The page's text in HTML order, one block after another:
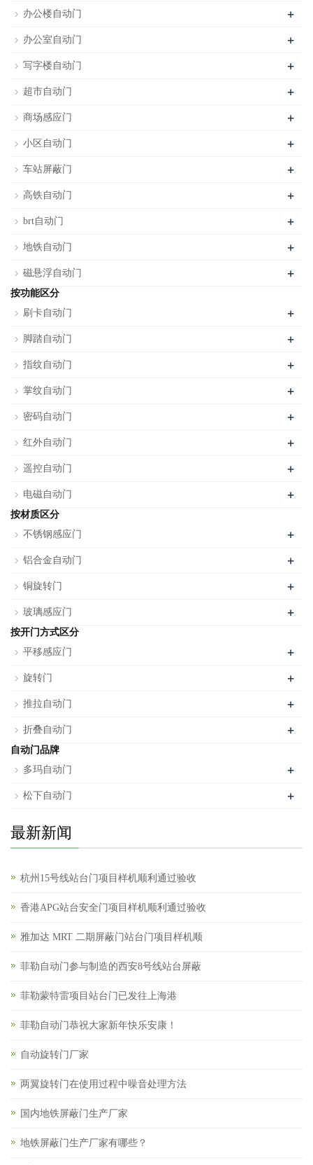
办公楼自动门 +
办公室自动门 +
写字楼自动门 +
超市自动门 +
商场感应门 +
小区自动门 +
车站屏蔽门 +
高铁自动门 +
brt自动门 +
地铁自动门 +
磁悬浮自动门 +
按功能区分
刷卡自动门
+
脚踏自动门 +
指纹自动门 +
掌纹自动门 +
密码自动门 +
红外自动门 +
遥控自动门 +
电磁自动门 +
按材质区分
不锈钢感应门
+
铝合金自动门 +
铜旋转门 +
玻璃感应门 +
按开门方式区分
平移感应门
+
旋转门 +
推拉自动门 +
折叠自动门 +
自动门品牌
多玛自动门
+
松下自动门 +
最新新闻
杭州15号线站台门项目样机顺利通过验收
香港APG站台安全门项目样机顺利通过验收
雅加达 MRT 二期屏蔽门站台门项目样机顺
菲勒自动门参与制造的西安8号线站台屏蔽
菲勒蒙特雷项目站台门已发往上海港
菲勒自动门恭祝大家新年快乐安康！
自动旋转门厂家
两翼旋转门在使用过程中噪音处理方法
国内地铁屏蔽门生产厂家
地铁屏蔽门生产厂家有哪些？